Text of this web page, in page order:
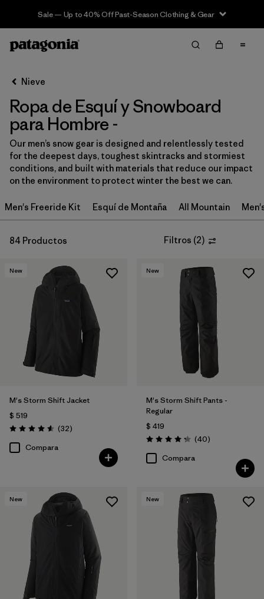
Sale — Up to 40% Off Past-Season Clothing & Gear
Filter & Sort Limpiar Todos
Ordenar Por
Filtrar por
Category
Filtrar por
Price
Filtrar por
Fit
Filtrar por
Materials & Fabric
Nieve
Ropa de Esquí y Snowboard
para Hombre -
Our men’s snow gear is designed and relentlessly tested
for the deepest days, toughest skintracks and stormiest
conditions, and built with materials that reduce our impact
on the environment to protect winter the best we can.
Men's Freeride Kit Esquí de Montaña All Mountain
84 Productos Filtros (2)
New
M's Storm Shift Jacket
$ 519
Valoración: 4.6 / 5
(32Comentarios
)
Compara
New
M's Storm Shift Pants -
Regular
$ 419
Valoración: 4.3 / 5
(40Comentarios
)
Compara
New New